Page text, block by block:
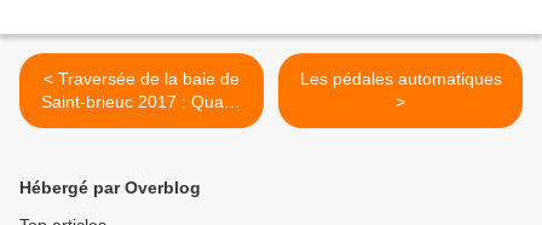
< Traversée de la baie de
Saint-brieuc 2017 : Quand
la Bretagne se montre sous
Les pédales automatiques
>
Hébergé par Overblog